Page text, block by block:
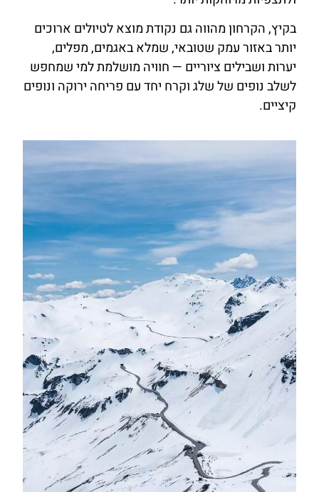
בקיץ, הקרחון מהווה גם נקודת מוצא לטיולים ארוכים
יותר באזור עמק שטובאי, שמלא באגמים, מפלים,
יערות ושבילים ציוריים — חוויה מושלמת למי שמחפש
לשלב נופים של שלג וקרח יחד עם פריחה ירוקה ונופים
קיציים.